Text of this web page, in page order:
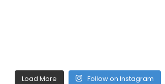
Load More Follow on Instagram